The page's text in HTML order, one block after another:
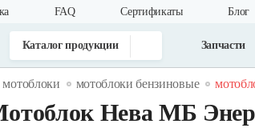
FAQ Cертификаты Блог
Каталог продукции Запчасти
мотоблоки мотоблоки бензиновые
Нева МБ